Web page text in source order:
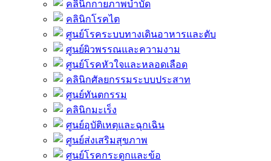
คลินิกกายภาพบำบัด
คลินิกโรคไต
ศูนย์โรคระบบทางเดินอาหารและตับ
ศูนย์ผิวพรรณและความงาม
ศูนย์โรคหัวใจและหลอดเลือด
คลินิกศัลยกรรมระบบประสาท
ศูนย์ทันตกรรม
คลินิกมะเร็ง
ศูนย์อุบัติเหตุและฉุกเฉิน
ศูนย์ส่งเสริมสุขภาพ
ศูนย์โรคกระดูกและข้อ